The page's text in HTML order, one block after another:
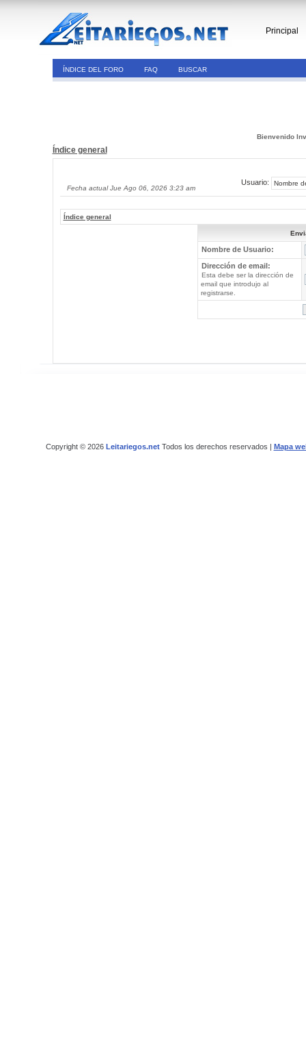
Principal
ÍNDICE DEL FORO FAQ BUSCAR
Bienvenido
Índice general
Fecha actual Jue Ago 06, 2026 3:23 am
Usuario:
Índice general
Nombre de Usuario:
Dirección de email:
Esta debe ser la dirección de
email que introdujo al
registrarse.
Copyright © 2026 Leitariegos.netTodos los derechos reservados | Mapa